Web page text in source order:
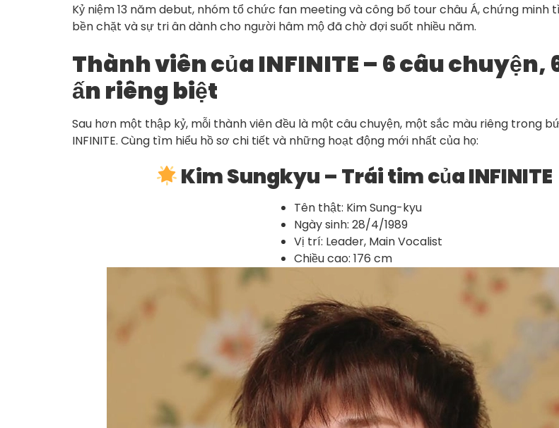
Kỷ niệm 13 năm debut, nhóm tổ chức fan meeting và công bố tour châu Á, chứng minh
bền chặt và sự tri ân dành cho người hâm mộ đã chờ đợi suốt nhiều năm.
Thành viên của INFINITE – 6 câu chuyện,
ấn riêng biệt
Sau hơn một thập kỷ, mỗi thành viên đều là một câu chuyện, một sắc màu riêng trong
INFINITE. Cùng tìm hiểu hồ sơ chi tiết và những hoạt động mới nhất của họ:
Kim Sungkyu – Trái tim của INFINITE
Tên thật: Kim Sung-kyu
Ngày sinh: 28/4/1989
Vị trí: Leader, Main Vocalist
Chiều cao: 176 cm